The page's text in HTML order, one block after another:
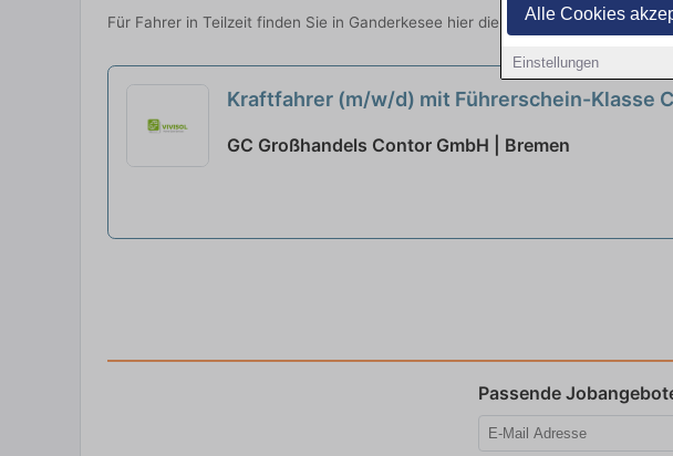
Alle Cookies
Einstellungen
Für Fahrer in Teilzeit finden Sie in Ganderkesee hier die aktuellsten
Kraftfahrer (m/w/d) mit Führerschein-Klasse
GC Großhandels Contor GmbH | Bremen
Passende